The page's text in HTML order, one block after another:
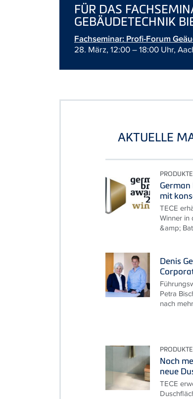
FÜR DAS
GEBÄUDETECHNIK
Fachseminar: Profi-Forum
28. März, 12:00 – 18:00 Uhr,
AKTUELLE
PRODUKTE
mit
TECE
Winner in
&amp;
Denis
Petra
nach
PRODUKTE
Noch
neue
TECE